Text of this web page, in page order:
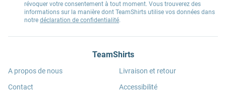
révoquer votre consentement à tout moment. Vous trouverez des
informations sur la manière dont TeamShirts utilise vos données dans
notre déclaration de confidentialité.
TeamShirts
A propos de nous
Contact
Livraison et retour
Accessibilité